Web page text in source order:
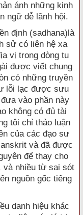
ánh những kinh
ngữ dễ lãnh hội.
định (sadhana)là
sử có liên hệ xa
vị trong dòng tu
được viết chung
có những truyền
lỗi lạc được sưu
vào phần này
không có đủ tài
tôi chỉ thảo luận
của các đạo sư
và đã được
để thay cho
và nhiều từ sai sót
nguồn gốc tiếng
danh hiệu khác